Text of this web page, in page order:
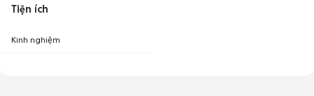
Tiện ích
Kinh nghiệm